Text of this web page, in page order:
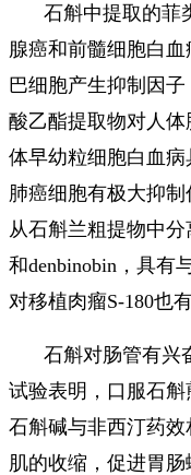
石斛中提取的菲
腺癌和前髓细胞白
巴细胞产生抑制因
酸乙酯提取物对人
体早幼粒细胞白血
肺癌细胞有极大抑制
从石斛兰粗提物中
和denbinobin，具有
对移植肉瘤S-180也
石斛对肠管有兴
试验表明，口服石斛
石斛碱与非西汀药
肌的收缩，促进胃